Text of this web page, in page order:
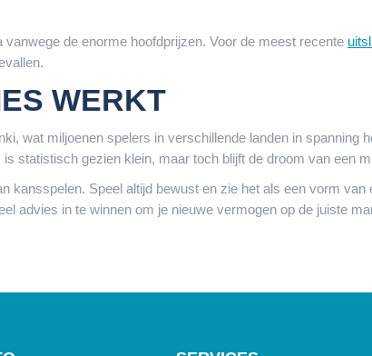
de enorme hoofdprijzen. Voor de meest recente
WERKT
wat miljoenen spelers in verschillende landen in spanning
statistisch gezien klein, maar toch blijft de droom van een
kansspelen. Speel altijd bewust en zie het als een vorm
advies in te winnen om je nieuwe vermogen op de juiste